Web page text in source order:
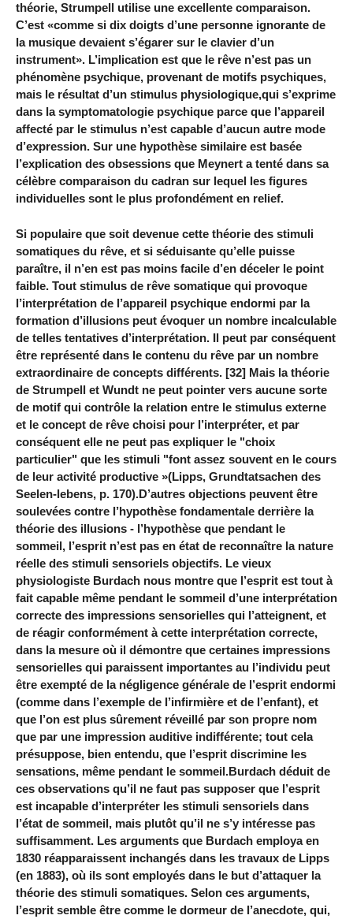
théorie, Strumpell utilise une excellente comparaison.
C’est «comme si dix doigts d’une personne ignorante de
la musique devaient s’égarer sur le clavier d’un
instrument». L’implication est que le rêve n’est pas un
phénomène psychique, provenant de motifs psychiques,
mais le résultat d’un stimulus physiologique,qui s’exprime
dans la symptomatologie psychique parce que l’appareil
affecté par le stimulus n’est capable d’aucun autre mode
d’expression. Sur une hypothèse similaire est basée
l’explication des obsessions que Meynert a tenté dans sa
célèbre comparaison du cadran sur lequel les figures
individuelles sont le plus profondément en relief.
Si populaire que soit devenue cette théorie des stimuli
somatiques du rêve, et si séduisante qu’elle puisse
paraître, il n’en est pas moins facile d’en déceler le point
faible. Tout stimulus de rêve somatique qui provoque
l’interprétation de l’appareil psychique endormi par la
formation d’illusions peut évoquer un nombre incalculable
de telles tentatives d’interprétation. Il peut par conséquent
être représenté dans le contenu du rêve par un nombre
extraordinaire de concepts différents. [32] Mais la théorie
de Strumpell et Wundt ne peut pointer vers aucune sorte
de motif qui contrôle la relation entre le stimulus externe
et le concept de rêve choisi pour l’interpréter, et par
conséquent elle ne peut pas expliquer le "choix
particulier" que les stimuli "font assez souvent en le cours
de leur activité productive »(Lipps, Grundtatsachen des
Seelen-lebens, p. 170).D’autres objections peuvent être
soulevées contre l’hypothèse fondamentale derrière la
théorie des illusions - l’hypothèse que pendant le
sommeil, l’esprit n’est pas en état de reconnaître la nature
réelle des stimuli sensoriels objectifs. Le vieux
physiologiste Burdach nous montre que l’esprit est tout à
fait capable même pendant le sommeil d’une interprétation
correcte des impressions sensorielles qui l’atteignent, et
de réagir conformément à cette interprétation correcte,
dans la mesure où il démontre que certaines impressions
sensorielles qui paraissent importantes au l’individu peut
être exempté de la négligence générale de l’esprit endormi
(comme dans l’exemple de l’infirmière et de l’enfant), et
que l’on est plus sûrement réveillé par son propre nom
que par une impression auditive indifférente; tout cela
présuppose, bien entendu, que l’esprit discrimine les
sensations, même pendant le sommeil.Burdach déduit de
ces observations qu’il ne faut pas supposer que l’esprit
est incapable d’interpréter les stimuli sensoriels dans
l’état de sommeil, mais plutôt qu’il ne s’y intéresse pas
suffisamment. Les arguments que Burdach employa en
1830 réapparaissent inchangés dans les travaux de Lipps
(en 1883), où ils sont employés dans le but d’attaquer la
théorie des stimuli somatiques. Selon ces arguments,
l’esprit semble être comme le dormeur de l’anecdote, qui,